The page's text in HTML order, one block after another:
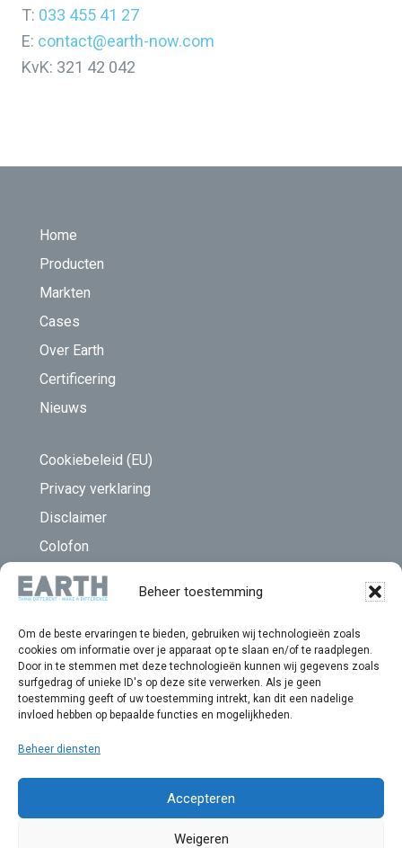
Beheer toestemming
Om de beste ervaringen te bieden, gebruiken wij technologieën zoals
cookies om informatie over je apparaat op te slaan en/of te raadplegen.
Door in te stemmen met deze technologieën kunnen wij gegevens zoals
surfgedrag of unieke ID's op deze site verwerken. Als je geen
toestemming geeft of uw toestemming intrekt, kan dit een nadelige
invloed hebben op bepaalde functies en mogelijkheden.
Beheer diensten
Accepteren
Weigeren
T: 033 455 41 27
E: contact@earth-now.com
KvK: 321 42 042
Home
Producten
Markten
Cases
Over Earth
Certificering
Nieuws
Cookiebeleid (EU)
Privacy verklaring
Disclaimer
Colofon
EARTH Integrated Archaeology B.V
Fortranweg 1-7
3821 BK Amersfoort
033 455 41 27
contact@earth-now.com
Kamer van Koophandel: 321 42 042